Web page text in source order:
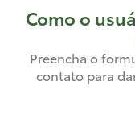
Como o
Preencha o
contato para